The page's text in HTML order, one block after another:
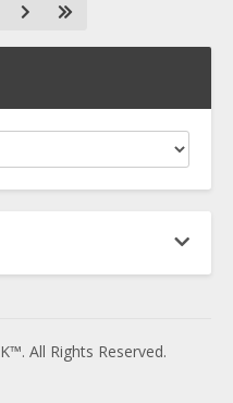
All Rights Reserved.